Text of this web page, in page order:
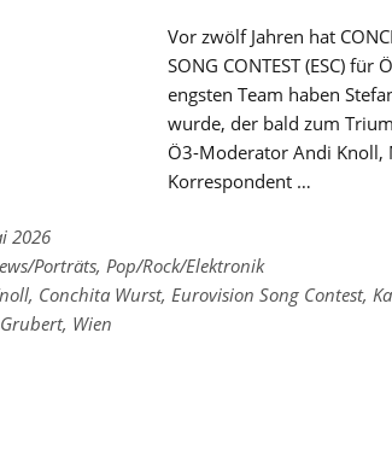
Vor zwölf Jahren hat
SONG CONTEST (ESC)
engsten Team haben
wurde, der bald zum
Ö3-Moderator Andi Knoll,
Korrespondent …
2026
Porträts, Pop/Rock/Elektronik
, Conchita Wurst, Eurovision Song Contest,
, Wien